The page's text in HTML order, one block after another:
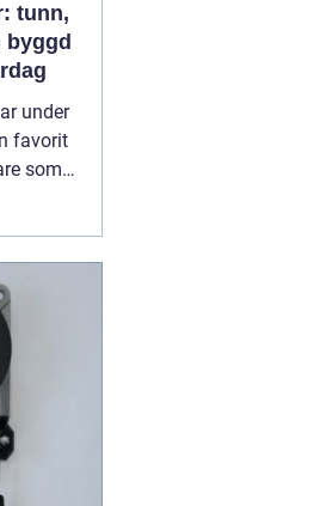
tunn,
byggd
under
favorit
som
och
dator